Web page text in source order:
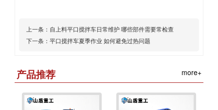
上一条： 自上料平口搅拌车日常维护 哪些部件需要常检查
下一条： 平口搅拌车夏季作业 如何避免过热问题
产品推荐 more+